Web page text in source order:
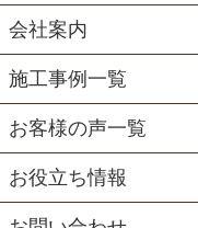
会社案内
施工事例一覧
お客様の声一覧
お役立ち情報